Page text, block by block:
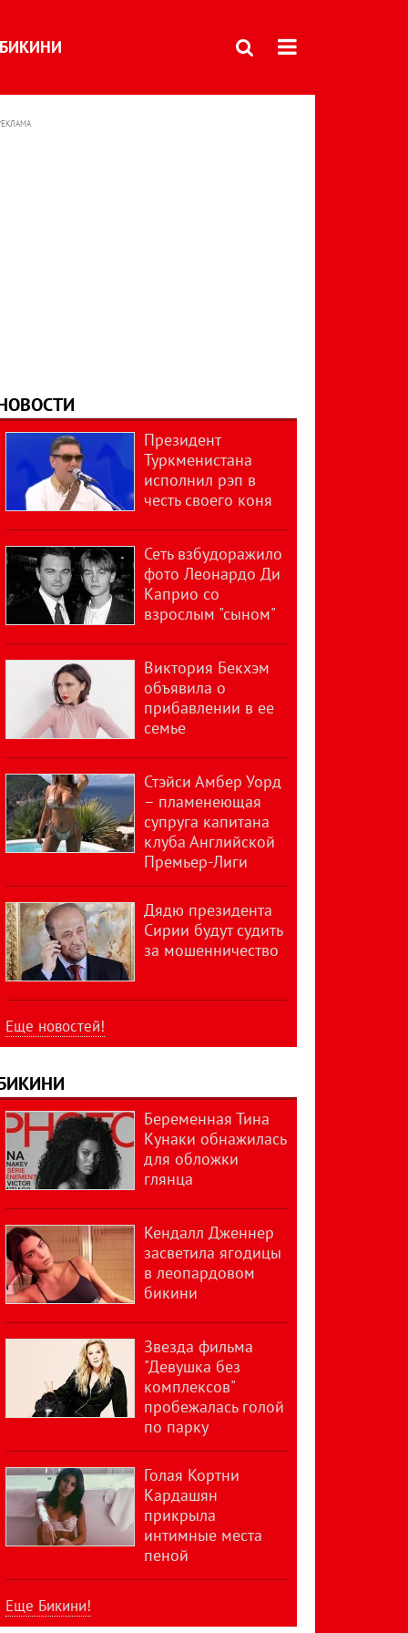
БИКИНИ
Президент
Туркменистана
исполнил рэп в
честь своего коня
Сеть взбудоражило
фото Леонардо Ди
Каприо со
взрослым "сыном"
Виктория Бекхэм
объявила о
прибавлении в ее
семье
Стэйси Амбер Уорд
– пламенеющая
супруга капитана
клуба Английской
Премьер-Лиги
Дядю президента
Сирии будут судить
за мошенничество
Еще новостей!
Беременная Тина
Кунаки обнажилась
для обложки
глянца
Кендалл Дженнер
засветила ягодицы
в леопардовом
бикини
Звезда фильма
"Девушка без
комплексов"
пробежалась голой
по парку
Голая Кортни
Кардашян
прикрыла
интимные места
пеной
Еще Бикини!